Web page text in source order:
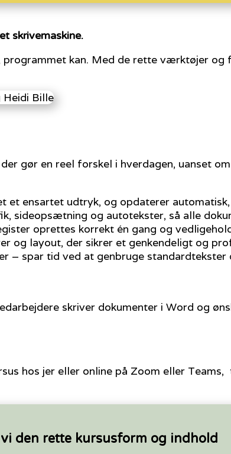
skrivemaskine.
kan. Med de rette værktøjer
gør en reel forskel i hverdagen, uanset
et ensartet udtryk, og opdaterer
sideopsætning og autotekster, så alle
oprettes korrekt én gang og
og layout, der sikrer et genkendeligt og
– spar tid ved at genbruge
skriver dokumenter i Word og
hos jer eller online på Zoom eller
den rette kursusform og indhold